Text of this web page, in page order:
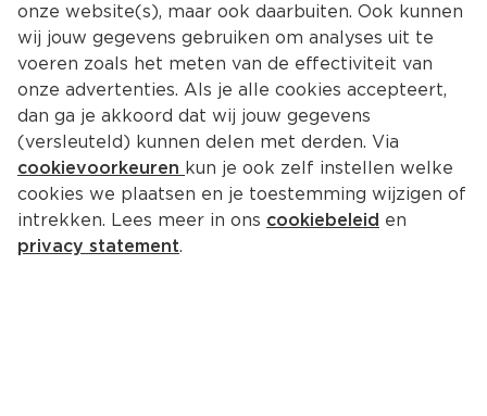
onze website(s), maar ook daarbuiten. Ook kunnen
wij jouw gegevens gebruiken om analyses uit te
voeren zoals het meten van de effectiviteit van
onze advertenties. Als je alle cookies accepteert,
dan ga je akkoord dat wij jouw gegevens
(versleuteld) kunnen delen met derden. Via
cookievoorkeuren kun je ook zelf instellen welke
cookies we plaatsen en je toestemming wijzigen of
intrekken. Lees meer in ons cookiebeleid en
privacy statement.